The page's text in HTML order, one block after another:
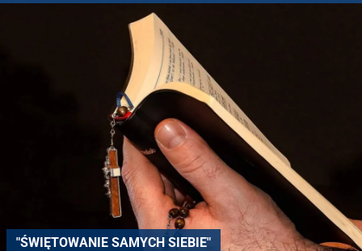
"ŚWIĘTOWANIE SAMYCH SIEBIE"